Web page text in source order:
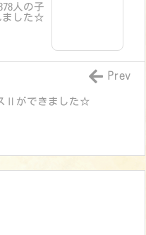
人の子
ました☆
Ⅱができました☆
Prev